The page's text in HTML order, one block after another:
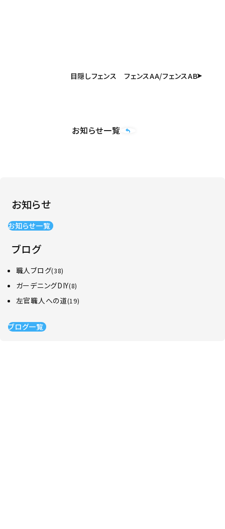
目隠しフェンス フェンスAA/フェンスAB
お知らせ一覧
お知らせ
お知らせ一覧
ブログ
職人ブログ(38)
ガーデニングDIY(8)
左官職人への道(19)
ブログ一覧